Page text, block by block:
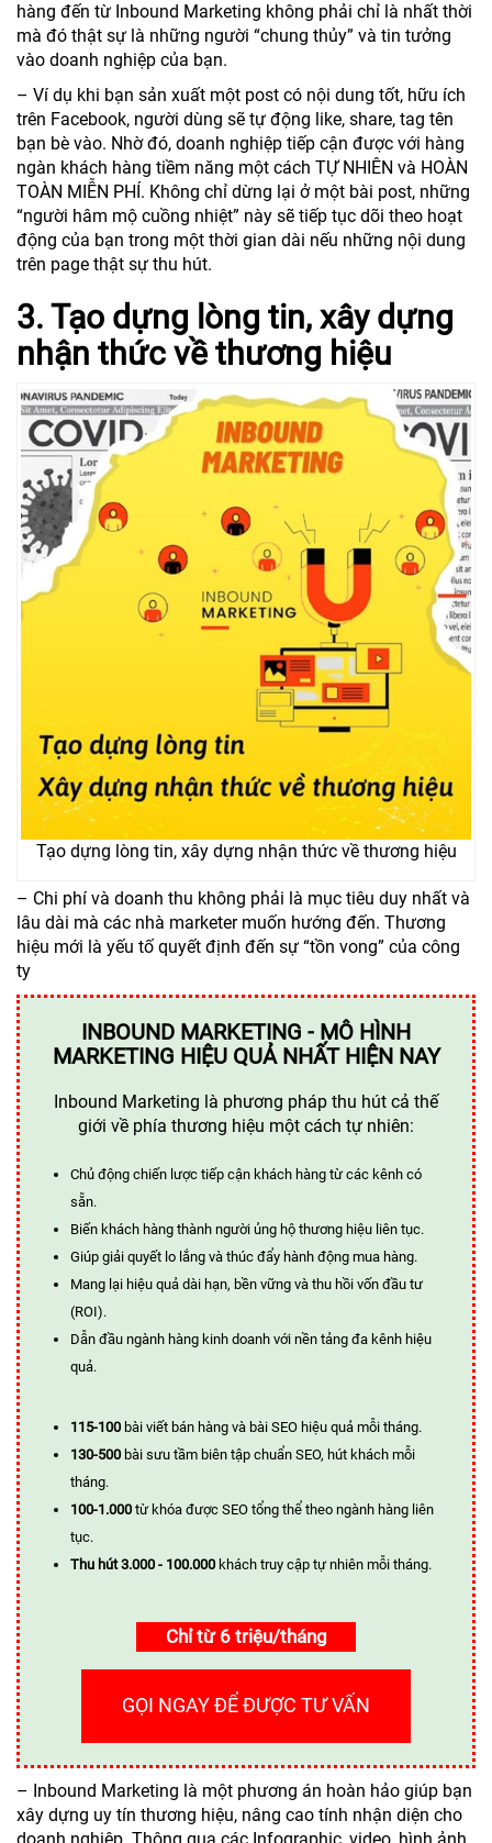
hàng đến từ Inbound Marketing không phải chỉ là nhất thời
mà đó thật sự là những người “chung thủy” và tin tưởng
vào doanh nghiệp của bạn.
– Ví dụ khi bạn sản xuất một post có nội dung tốt, hữu ích
trên Facebook, người dùng sẽ tự động like, share, tag tên
bạn bè vào. Nhờ đó, doanh nghiệp tiếp cận được với hàng
ngàn khách hàng tiềm năng một cách TỰ NHIÊN và HOÀN
TOÀN MIỄN PHÍ. Không chỉ dừng lại ở một bài post, những
“người hâm mộ cuồng nhiệt” này sẽ tiếp tục dõi theo hoạt
động của bạn trong một thời gian dài nếu những nội dung
trên page thật sự thu hút.
3. Tạo dựng lòng tin, xây dựng
nhận thức về thương hiệu
Tạo dựng lòng tin, xây dựng nhận thức về thương hiệu
– Chi phí và doanh thu không phải là mục tiêu duy nhất và
lâu dài mà các nhà marketer muốn hướng đến. Thương
hiệu mới là yếu tố quyết định đến sự “tồn vong” của công
ty
INBOUND MARKETING - MÔ HÌNH
MARKETING HIỆU QUẢ NHẤT HIỆN NAY
Inbound Marketing là phương pháp thu hút cả thế
giới về phía thương hiệu một cách tự nhiên:
Chủ động chiến lược tiếp cận khách hàng từ các kênh có
sẵn.
Biến khách hàng thành người ủng hộ thương hiệu liên tục.
Giúp giải quyết lo lắng và thúc đẩy hành động mua hàng.
Mang lại hiệu quả dài hạn, bền vững và thu hồi vốn đầu tư
(ROI).
Dẫn đầu ngành hàng kinh doanh với nền tảng đa kênh hiệu
quả.
115-100 bài viết bán hàng và bài SEO hiệu quả mỗi tháng.
130-500 bài sưu tầm biên tập chuẩn SEO, hút khách mỗi
tháng.
100-1.000 từ khóa được SEO tổng thể theo ngành hàng liên
tục.
Thu hút 3.000 - 100.000 khách truy cập tự nhiên mỗi tháng.
Chỉ từ 6 triệu/tháng
GỌI NGAY ĐỂ ĐƯỢC TƯ VẤN
– Inbound Marketing là một phương án hoàn hảo giúp bạn
xây dựng uy tín thương hiệu, nâng cao tính nhận diện cho